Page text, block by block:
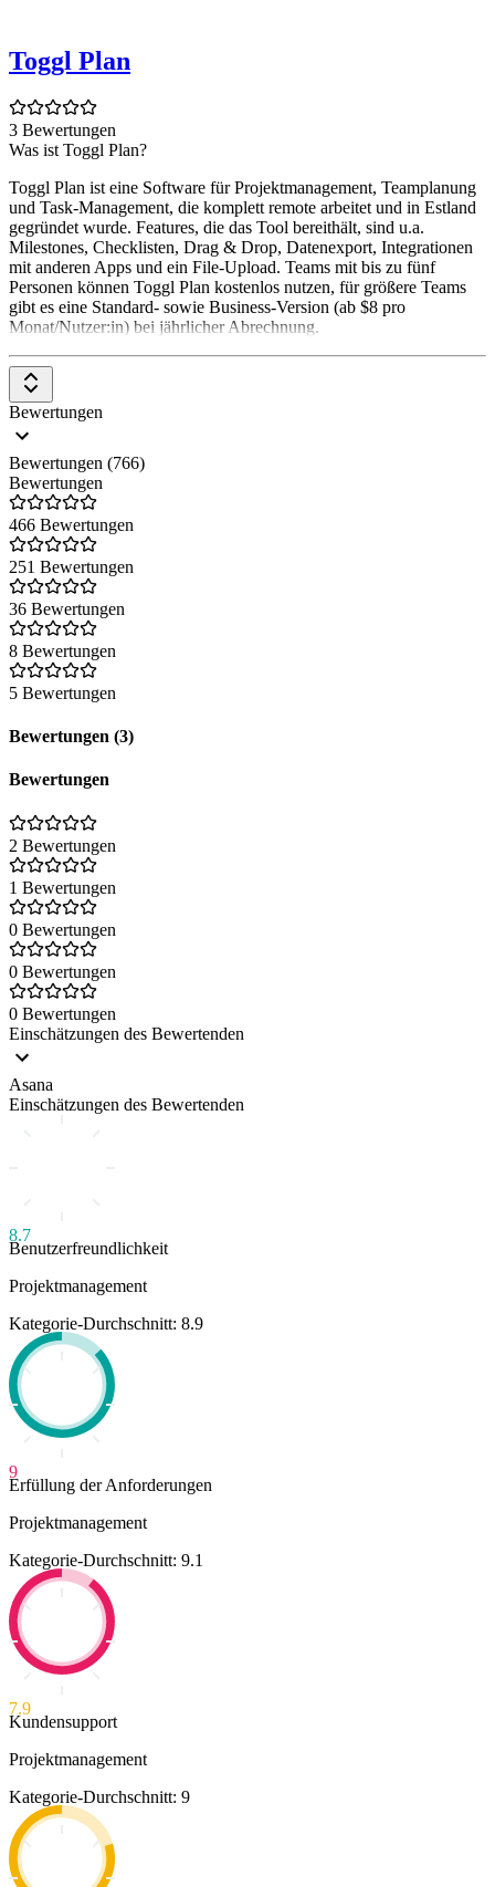
Toggl Plan
3 Bewertungen
Was ist Toggl Plan?
Toggl Plan ist eine Software für Projektmanagement, Teamplanung
und Task-Management, die komplett remote arbeitet und in Estland
gegründet wurde. Features, die das Tool bereithält, sind u.a.
Milestones, Checklisten, Drag & Drop, Datenexport, Integrationen
mit anderen Apps und ein File-Upload. Teams mit bis zu fünf
Personen können Toggl Plan kostenlos nutzen, für größere Teams
gibt es eine Standard- sowie Business-Version (ab $8 pro
Monat/Nutzer:in) bei jährlicher Abrechnung.
Bewertungen
Bewertungen (766)
Bewertungen
466 Bewertungen
251 Bewertungen
36 Bewertungen
8 Bewertungen
5 Bewertungen
Bewertungen (3)
Bewertungen
2 Bewertungen
1 Bewertungen
0 Bewertungen
0 Bewertungen
0 Bewertungen
Einschätzungen des Bewertenden
Asana
Einschätzungen des Bewertenden
8.7
Benutzerfreundlichkeit
Projektmanagement
Kategorie-Durchschnitt: 8.9
9
Erfüllung der Anforderungen
Projektmanagement
Kategorie-Durchschnitt: 9.1
7.9
Kundensupport
Projektmanagement
Kategorie-Durchschnitt: 9